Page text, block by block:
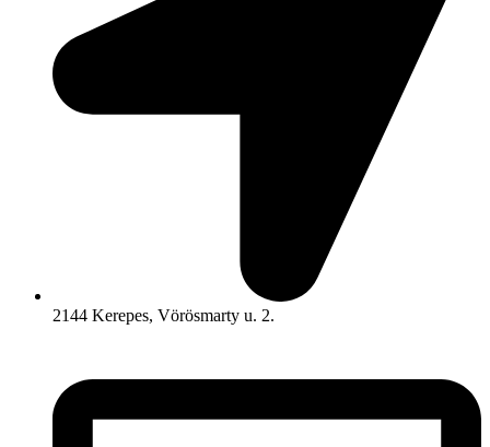
2144 Kerepes, Vörösmarty u. 2.